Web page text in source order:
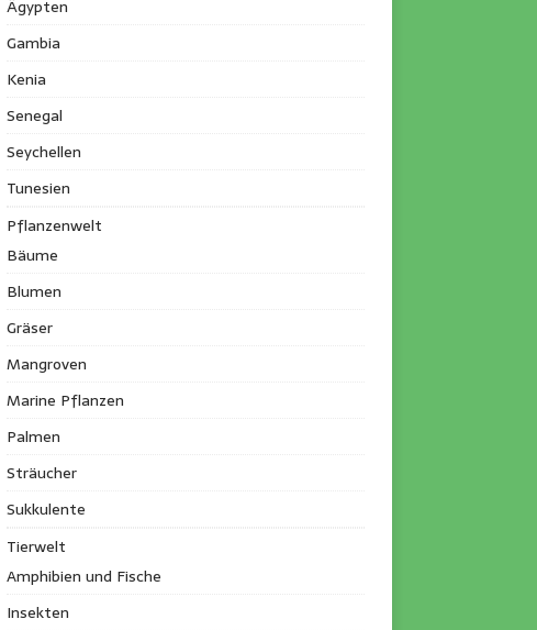
Ägypten
Gambia
Kenia
Senegal
Seychellen
Tunesien
Pflanzenwelt
Bäume
Blumen
Gräser
Mangroven
Marine Pflanzen
Palmen
Sträucher
Sukkulente
Tierwelt
Amphibien und Fische
Insekten